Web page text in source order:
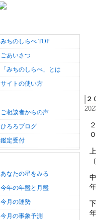
みちのしらべ TOP
ごあいさつ
「みちのしらべ」とは
サイトの使い方
ご相談者からの声
ひろろブログ
鑑定受付
あなたの星をみる
今年の年盤と月盤
今月の運勢
今月の事象予測
２